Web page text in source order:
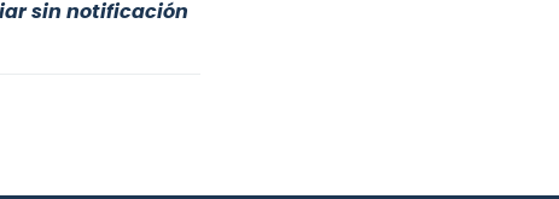
sin notificación